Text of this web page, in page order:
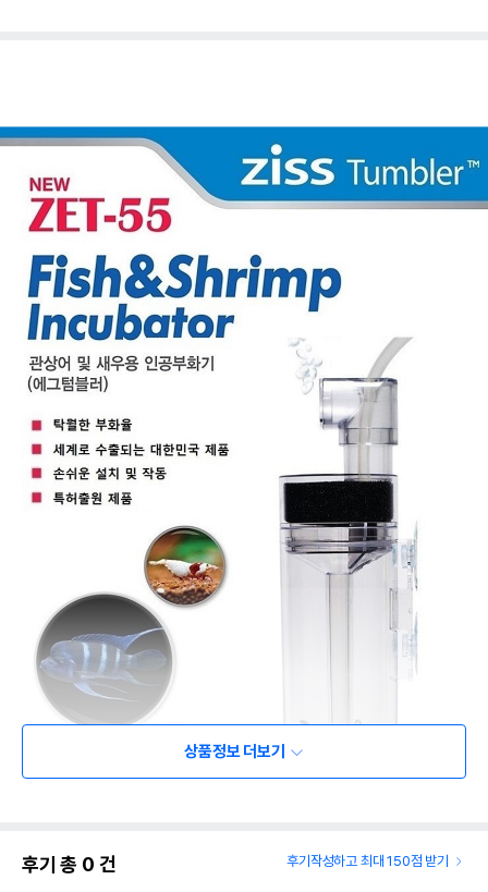
상품정보 더보기
후기 총 0 건 후기작성하고 최대 150점 받기